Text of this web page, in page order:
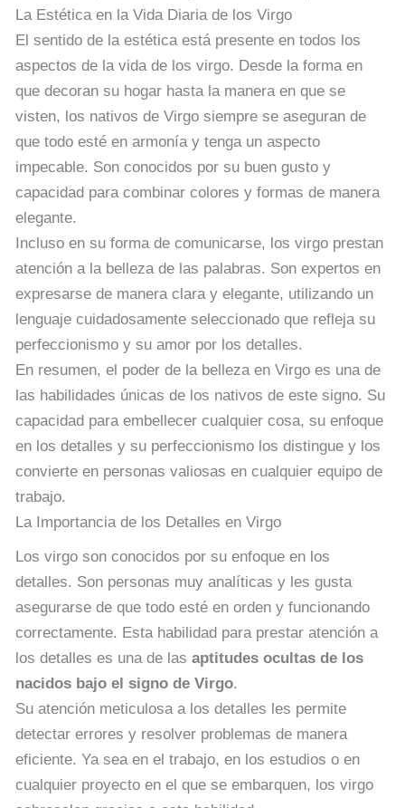
La Estética en la Vida Diaria de los Virgo
El sentido de la estética está presente en todos los
aspectos de la vida de los virgo. Desde la forma en
que decoran su hogar hasta la manera en que se
visten, los nativos de Virgo siempre se aseguran de
que todo esté en armonía y tenga un aspecto
impecable. Son conocidos por su buen gusto y
capacidad para combinar colores y formas de manera
elegante.
Incluso en su forma de comunicarse, los virgo prestan
atención a la belleza de las palabras. Son expertos en
expresarse de manera clara y elegante, utilizando un
lenguaje cuidadosamente seleccionado que refleja su
perfeccionismo y su amor por los detalles.
En resumen, el poder de la belleza en Virgo es una de
las habilidades únicas de los nativos de este signo. Su
capacidad para embellecer cualquier cosa, su enfoque
en los detalles y su perfeccionismo los distingue y los
convierte en personas valiosas en cualquier equipo de
trabajo.
La Importancia de los Detalles en Virgo
Los virgo son conocidos por su enfoque en los
detalles. Son personas muy analíticas y les gusta
asegurarse de que todo esté en orden y funcionando
correctamente. Esta habilidad para prestar atención a
los detalles es una de las aptitudes ocultas de los
nacidos bajo el signo de Virgo.
Su atención meticulosa a los detalles les permite
detectar errores y resolver problemas de manera
eficiente. Ya sea en el trabajo, en los estudios o en
cualquier proyecto en el que se embarquen, los virgo